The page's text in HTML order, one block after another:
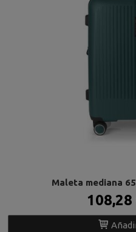
Maleta mediana